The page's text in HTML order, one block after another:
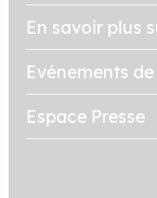
En savoir plus
Evénements de
Espace Presse